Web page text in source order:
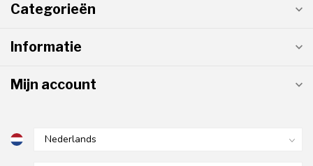
Categorieën
Informatie
Mijn account